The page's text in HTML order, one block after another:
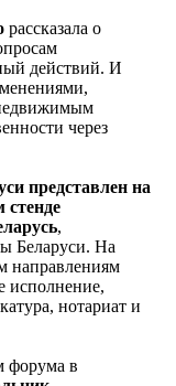
рассказала о
действий. И
через
представлен на
,
Беларуси. На
направлениям
исполнение,
нотариат и
форума в